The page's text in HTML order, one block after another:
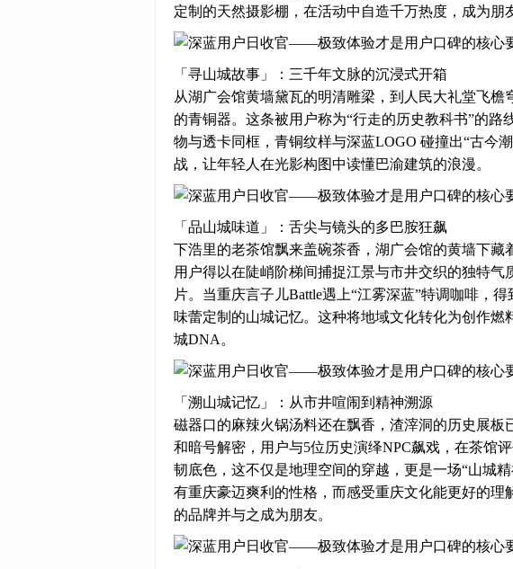
定制的天然摄影棚，在活动中自造千万热度，成为朋
「寻山城故事」：三千年文脉的沉浸式开箱
从湖广会馆黄墙黛瓦的明清雕梁，到人民大礼堂飞
的青铜器。这条被用户称为“行走的历史教科书”的路
物与透卡同框，青铜纹样与深蓝LOGO 碰撞出“古今
战，让年轻人在光影构图中读懂巴渝建筑的浪漫。
「品山城味道」：舌尖与镜头的多巴胺狂飙
下浩里的老茶馆飘来盖碗茶香，湖广会馆的黄墙下藏
用户得以在陡峭阶梯间捕捉江景与市井交织的独特气
片。当重庆言子儿Battle遇上“江雾深蓝”特调咖啡，
味蕾定制的山城记忆。这种将地域文化转化为创作
城DNA。
「溯山城记忆」：从市井喧闹到精神溯源
磁器口的麻辣火锅汤料还在飘香，渣滓洞的历史展
和暗号解密，用户与5位历史演绎NPC飙戏，在茶馆
韧底色，这不仅是地理空间的穿越，更是一场“山城
有重庆豪迈爽利的性格，而感受重庆文化能更好的
的品牌并与之成为朋友。